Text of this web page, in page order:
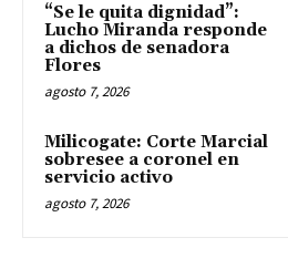
“Se le quita dignidad”:
Lucho Miranda responde
a dichos de senadora
Flores
agosto 7, 2026
Milicogate: Corte Marcial
sobresee a coronel en
servicio activo
agosto 7, 2026